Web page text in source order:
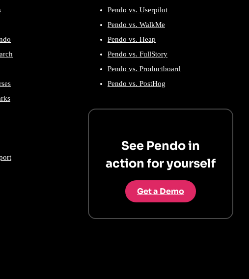
Pendo vs. Userpilot
Pendo vs. WalkMe
Pendo vs. Heap
Pendo vs. FullStory
Pendo vs. Productboard
Pendo vs. PostHog
See Pendo in
action for yourself
Get a Demo